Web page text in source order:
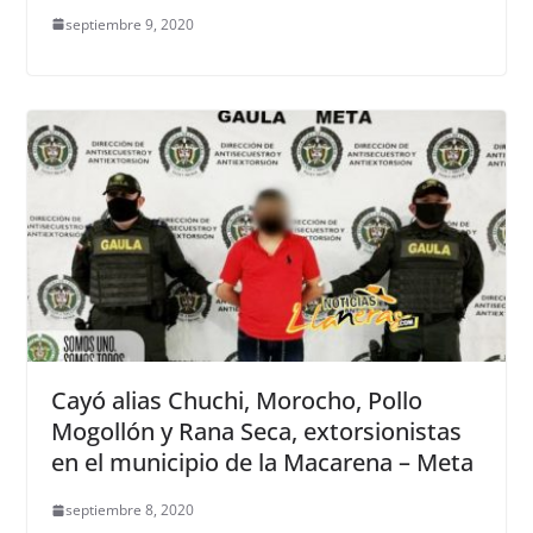
septiembre 9, 2020
Cayó alias Chuchi, Morocho, Pollo
Mogollón y Rana Seca, extorsionistas
en el municipio de la Macarena – Meta
septiembre 8, 2020